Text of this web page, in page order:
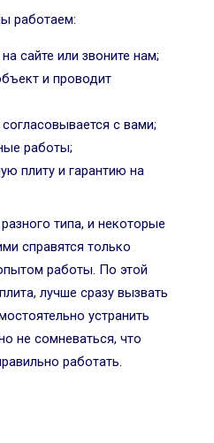
работаем:
сайте или звоните нам;
и проводит
с вами;
работы;
плиту и гарантию на
типа, и некоторые
справятся только
работы. По этой
лучше сразу вызвать
устранить
не сомневаться, что
работать.